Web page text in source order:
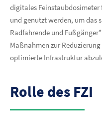
digitales
und genutzt werden, um das
Radfahrende und
Maßnahmen zur
optimierte Infrastruktur
Rolle des FZI